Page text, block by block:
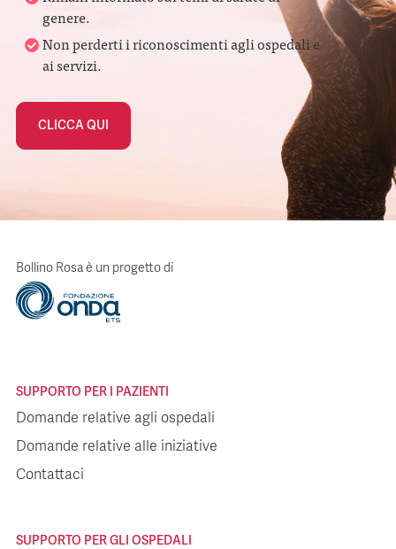
genere.
Non perderti i riconoscimenti agli ospedali e
ai servizi.
CLICCA QUI
Bollino Rosa è un progetto di
SUPPORTO PER I PAZIENTI
Domande relative agli ospedali
Domande relative alle iniziative
Contattaci
SUPPORTO PER GLI OSPEDALI